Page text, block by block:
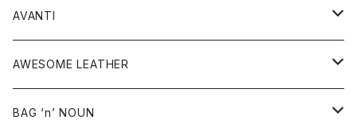
シューズ
アクセサリー
その他雑貨
ジャケット
ベスト
シャツ
ワンピース
ボトム
スカート
グッズ
ウォレット
バッグ
グッズ
靴
AVANTI
シャツ
AWESOME LEATHER
アウター
BAG ‘n’ NOUN